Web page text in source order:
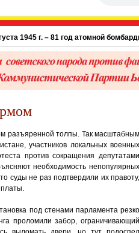
г. – 81 год атомной
разъяренной толпы. Так масштабным
участников локальных военных
против сокращения депутатами
необходимость непопулярных
суды не раз подтвердили их правоту,
под стенами парламента резко
проломили забор, ограничивающий